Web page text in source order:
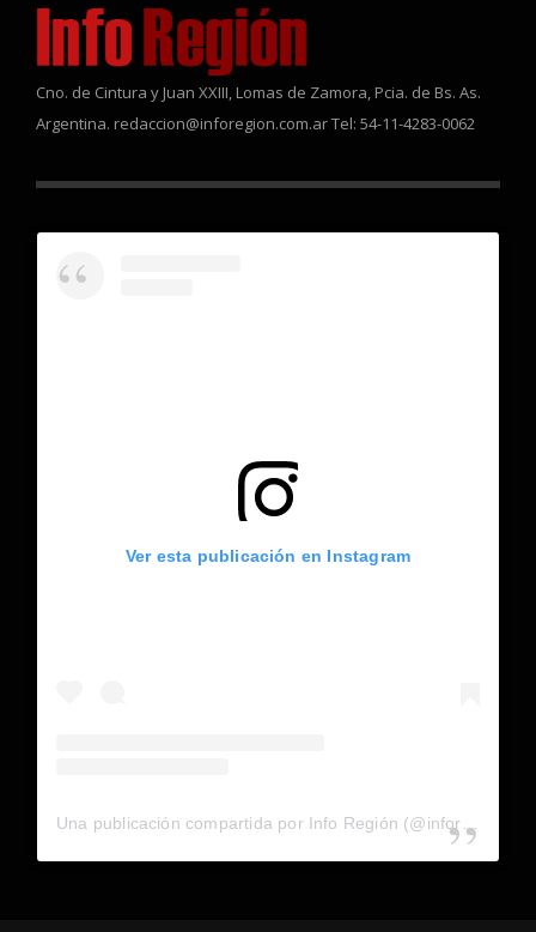
Cno. de Cintura y Juan XXIII, Lomas de Zamora, Pcia. de Bs. As.
Argentina. redaccion@inforegion.com.ar Tel: 54-11-4283-0062
Ver esta publicación en Instagram